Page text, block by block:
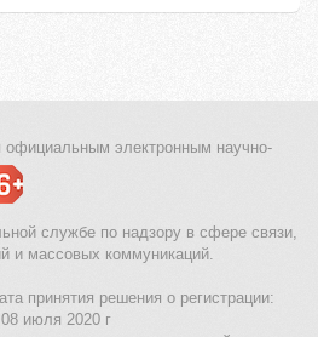
официальным электронным научно-
службе по надзору в сфере связи,
и массовых коммуникаций.
принятия решения о регистрации:
июля 2020 г